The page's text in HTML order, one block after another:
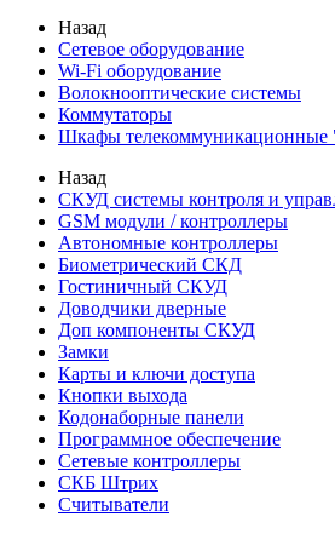
Назад
Сетевое оборудование
Wi-Fi оборудование
Волокнооптические системы
Коммутаторы
Шкафы телекоммуникационные
Назад
СКУД системы контроля и
GSM модули / контроллеры
Автономные контроллеры
Биометрический СКД
Гостиничный СКУД
Доводчики дверные
Доп компоненты СКУД
Замки
Карты и ключи доступа
Кнопки выхода
Кодонаборные панели
Программное обеспечение
Сетевые контроллеры
СКБ Штрих
Считыватели